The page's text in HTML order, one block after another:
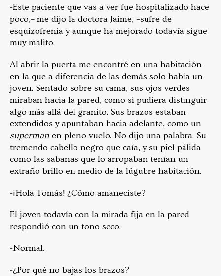
-Este paciente que vas a ver fue hospitalizado hace
poco,– me dijo la doctora Jaime, –sufre de
esquizofrenia y aunque ha mejorado todavía sigue
muy malito.
Al abrir la puerta me encontré en una habitación
en la que a diferencia de las demás solo había un
joven. Sentado sobre su cama, sus ojos verdes
miraban hacia la pared, como si pudiera distinguir
algo más allá del granito. Sus brazos estaban
extendidos y apuntaban hacia adelante, como un
superman en pleno vuelo. No dijo una palabra. Su
tremendo cabello negro que caía, y su piel pálida
como las sabanas que lo arropaban tenían un
extraño brillo en medio de la lúgubre habitación.
-¡Hola Tomás! ¿Cómo amaneciste?
El joven todavía con la mirada fija en la pared
respondió con un tono seco.
-Normal.
-¿Por qué no bajas los brazos?